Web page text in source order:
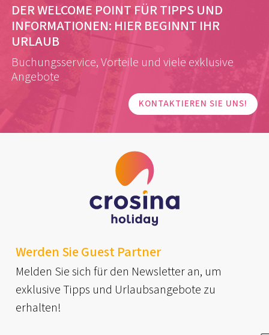
DER WELCOME POINT FÜR TIPPS UND
INFORMATIONEN: HIER BEGINNT IHR
URLAUB
Buchungsservice, Vorteile und viele exklusive
Angebote
KONTAKTIEREN SIE UNS!
Werden Sie Guest Partner
Melden Sie sich für den Newsletter an, um
exklusive Tipps und Urlaubsangebote zu
erhalten!